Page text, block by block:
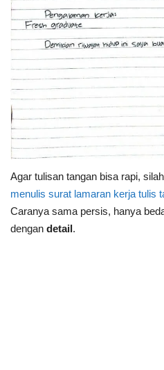
Agar tulisan tangan bisa rapi,
menulis surat lamaran kerja tulis
Caranya sama persis, hanya
dengan detail.